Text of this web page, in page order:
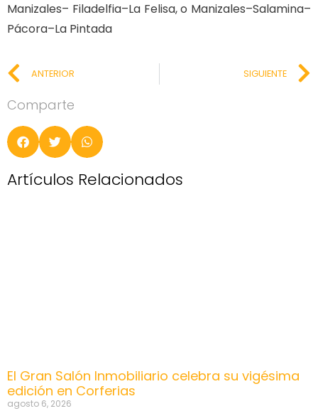
Manizales– Filadelfia–La Felisa, o Manizales–Salamina–
Pácora–La Pintada
ANTERIOR SIGUIENTE
Comparte
Artículos Relacionados
El Gran Salón Inmobiliario celebra su vigésima
edición en Corferias
agosto 6, 2026